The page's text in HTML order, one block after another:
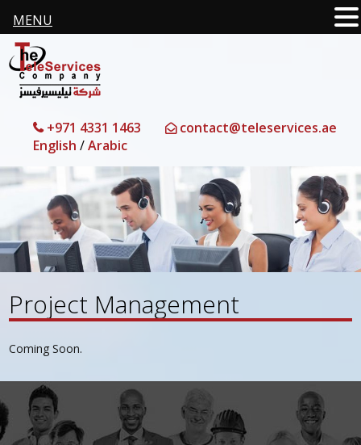
+971 4331 1463
contact@teleservices.ae
English /Arabic
Project Management
Coming Soon.
MENU